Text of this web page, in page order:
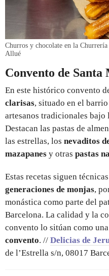
Churros y chocolate en la
Allué
Convento de
En este histórico convento
clarisas, situado en el barrio
artesanos tradicionales bajo
Destacan las pastas de
las estrellas, los nevaditos
mazapanes y otras pastas
Estas recetas siguen
generaciones de monjas,
monástica como parte del
Barcelona. La calidad y la
convento lo sitúan como una
convento. // Delicias de
de l’Estrella s/n, 08017